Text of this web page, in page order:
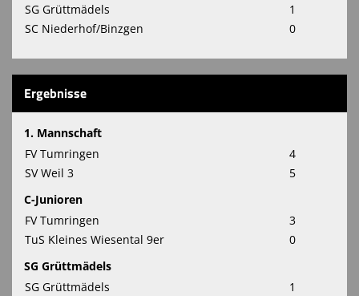
SG Grüttmädels
1
SC Niederhof/Binzgen
0
Ergebnisse
1. Mannschaft
FV Tumringen
4
SV Weil 3
5
C-Junioren
FV Tumringen
3
TuS Kleines Wiesental 9er
0
SG Grüttmädels
SG Grüttmädels
1